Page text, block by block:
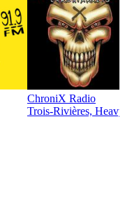
ChroniX Radio
Trois-Rivières,